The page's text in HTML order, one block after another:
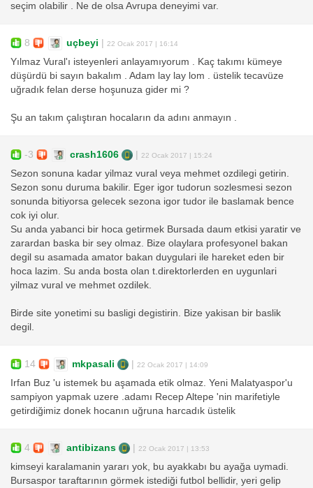
seçim olabilir . Ne de olsa Avrupa deneyimi var.
8 uçbeyi 22 Ocak 2017 | 16:14
Yılmaz Vural'ı isteyenleri anlayamıyorum . Kaç takımı kümeye
düşürdü bi sayın bakalım . Adam lay lay lom . üstelik tecavüze
uğradık felan derse hoşunuza gider mi ?
Şu an takım çalıştıran hocaların da adını anmayın .
-3 crash1606 22 Ocak 2017 | 15:24
Sezon sonuna kadar yilmaz vural veya mehmet ozdilegi getirin.
Sezon sonu duruma bakilir. Eger igor tudorun sozlesmesi sezon
sonunda bitiyorsa gelecek sezona igor tudor ile baslamak bence
cok iyi olur.
Su anda yabanci bir hoca getirmek Bursada daum etkisi yaratir ve
zarardan baska bir sey olmaz. Bize olaylara profesyonel bakan
degil su asamada amator bakan duygulari ile hareket eden bir
hoca lazim. Su anda bosta olan t.direktorlerden en uygunlari
yilmaz vural ve mehmet ozdilek.
Birde site yonetimi su basligi degistirin. Bize yakisan bir baslik
degil.
14 mkpasali 22 Ocak 2017 | 14:09
Irfan Buz 'u istemek bu aşamada etik olmaz. Yeni Malatyaspor'u
sampiyon yapmak uzere .adamı Recep Altepe 'nin marifetiyle
getirdiğimiz donek hocanın uğruna harcadık üstelik
4 antibizans 22 Ocak 2017 | 13:53
kimseyi karalamanin yararı yok, bu ayakkabı bu ayağa uymadi.
Bursaspor taraftarının görmek istediği futbol bellidir, yeri gelip